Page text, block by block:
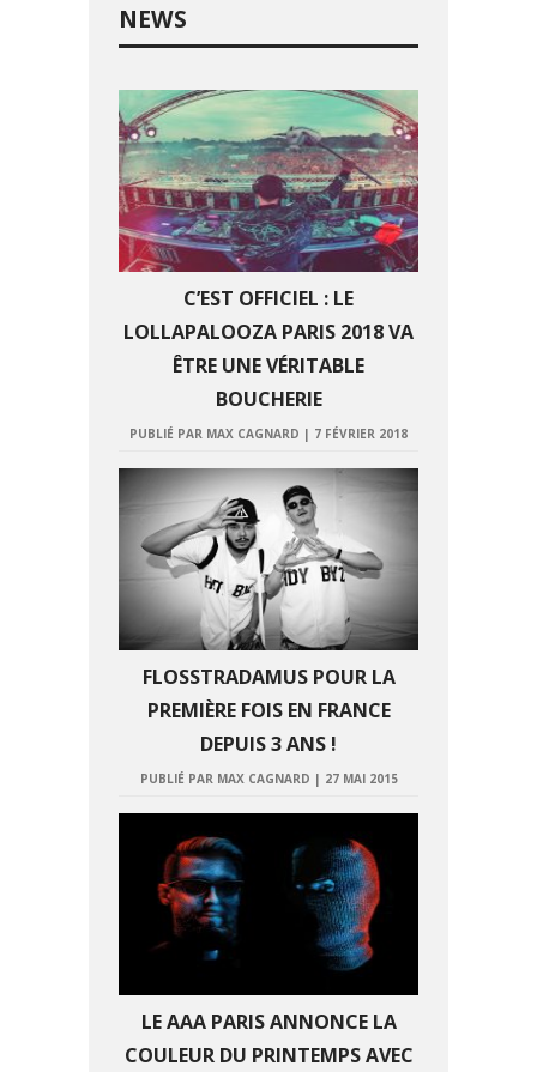
NEWS
C’EST OFFICIEL : LE
LOLLAPALOOZA PARIS 2018 VA
ÊTRE UNE VÉRITABLE
BOUCHERIE
PUBLIÉ PAR MAX CAGNARD | 7 FÉVRIER 2018
FLOSSTRADAMUS POUR LA
PREMIÈRE FOIS EN FRANCE
DEPUIS 3 ANS !
PUBLIÉ PAR MAX CAGNARD | 27 MAI 2015
LE AAA PARIS ANNONCE LA
COULEUR DU PRINTEMPS AVEC